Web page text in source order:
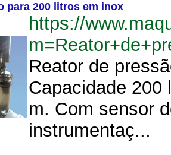
para 200 litros em inox
https://
Reator de
Capacidade 200
m. Com sensor
instrumentaç...